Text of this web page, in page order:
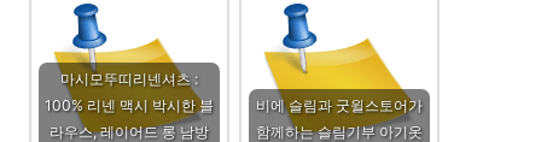
마시모뚜띠리넨셔츠 :
100% 리넨 맥시 박시한 블
라우스, 레이어드 롱 남방
비에 슬림과 굿윌스토어가
함께하는 슬림기부 아기옷